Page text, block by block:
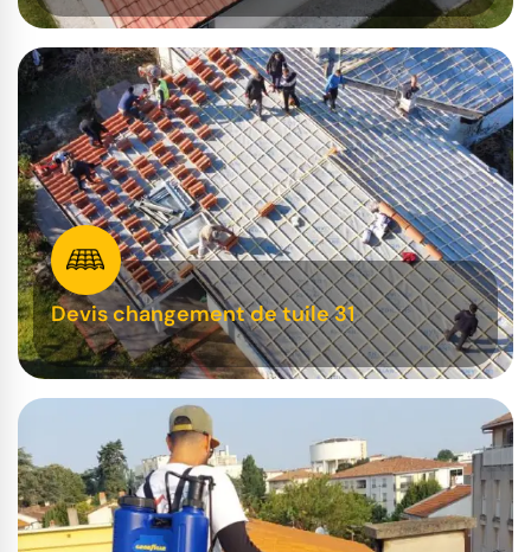
Devis changement de tuile 31